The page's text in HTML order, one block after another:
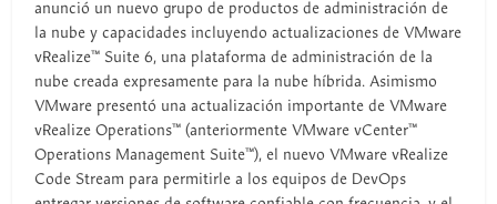
anunció un nuevo grupo de productos de administración de
la nube y capacidades incluyendo actualizaciones de VMware
vRealize™ Suite 6, una plataforma de administración de la
nube creada expresamente para la nube híbrida. Asimismo
VMware presentó una actualización importante de VMware
vRealize Operations™ (anteriormente VMware vCenter™
Operations Management Suite™), el nuevo VMware vRealize
Code Stream para permitirle a los equipos de DevOps